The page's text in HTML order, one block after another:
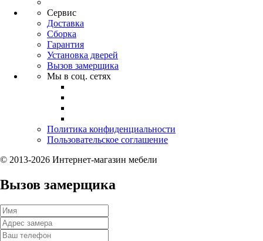
Сервис
Доставка
Сборка
Гарантия
Установка дверей
Вызов замерщика
Мы в соц. сетях
Политика конфиденциальности
Пользовательское соглашение
© 2013-2026 Интернет-магазин мебели
Вызов замерщика